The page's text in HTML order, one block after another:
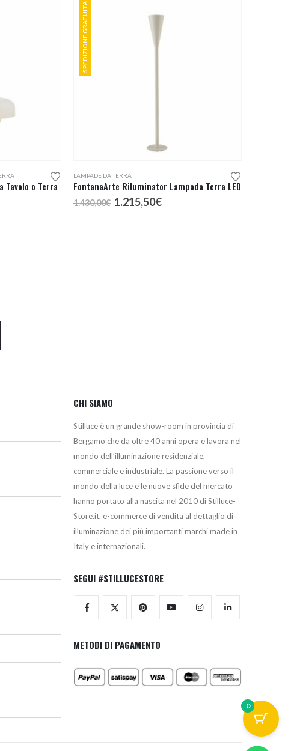
Tavolo o Terra
SPEDIZIONE GRATUITA
LAMPADE DA TERRA
FontanaArte Riluminator Lampada Terra LED
1.430,00€ Il
prezzo
1.215,50€Il
CHI SIAMO
Stilluce è un grande show-room in provincia di
Bergamo che da oltre 40 anni opera e lavora nel
mondo dell’illuminazione residenziale,
commerciale e industriale. La passione verso il
mondo della luce e le nuove sfide del mercato
hanno portato alla nascita nel 2010 di Stilluce-
Store.it, e-commerce di vendita al dettaglio di
illuminazione dei più importanti marchi made in
Italy e internazionali.
SEGUI #STILLUCESTORE
METODI DI PAGAMENTO
0